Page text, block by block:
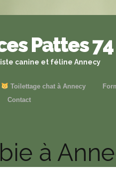
Pattes 74
canine et féline Annecy
Toilettage chat à Annecy
Contact
à